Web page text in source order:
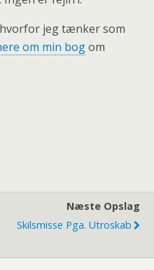
hvorfor jeg tænker som
om min bogom
Næste Opslag
Skilsmisse Pga. Utroskab